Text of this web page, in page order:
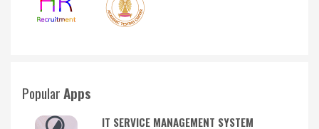
PopularApps
IT SERVICE MANAGEMENT SYSTEM